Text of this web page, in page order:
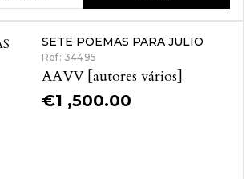
SETE POEMAS PARA JULIO
Ref: 34495
AAVV [autores vários]
€1 ,500.00